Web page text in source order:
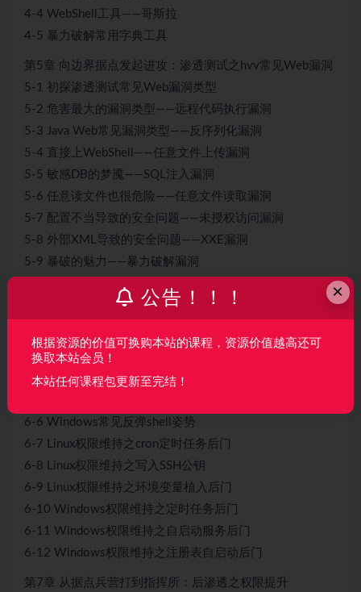
4-4 WebShell工具——哥斯拉
4-5 暴力破解常用字典工具
第5章 向边界据点发起进攻：渗透测试之hvv常见Web漏洞
5-1 初探渗透测试常见Web漏洞类型
5-2 危害最大的漏洞类型——远程代码执行漏洞
5-3 Java Web常见漏洞类型——反序列化漏洞
5-4 直接上WebShell——任意文件上传漏洞
5-5 敏感DB的梦魇——SQL注入漏洞
5-6 任意读文件也很危险——任意文件读取漏洞
5-7 配置不当导致的安全问题——未授权访问漏洞
5-8 外部XML导致的安全问题——XXE漏洞
5-9 暴破的魅力——暴力破解漏洞
第6章 维持加固攻下的据点：后渗透之权限维持
6-2 Web权限维持之WebShell
6-3 Web权限维持之内存马
6-4 什么是反弹shell？
6-6 Windows常见反弹shell姿势
6-7 Linux权限维持之cron定时任务后门
6-8 Linux权限维持之写入SSH公钥
6-9 Linux权限维持之环境变量植入后门
6-10 Windows权限维持之定时任务后门
6-11 Windows权限维持之自启动服务后门
6-12 Windows权限维持之注册表自启动后门
第7章 从据点兵营打到指挥所：后渗透之权限提升
×
公告！！！
根据资源的价值可换购本站的课程，资源价值越高还可
换取本站会员！
本站任何课程包更新至完结！